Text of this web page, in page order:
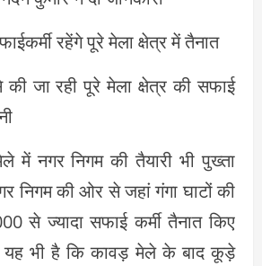
रहेंगे पूरे मेला क्षेत्र में तैनात
जा रही पूरे मेला क्षेत्र की सफाई
में नगर निगम की तैयारी भी पुख्ता
निगम की ओर से जहां गंगा घाटों की
से ज्यादा सफाई कर्मी तैनात किए
यह भी है कि कावड़ मेले के बाद कूड़े